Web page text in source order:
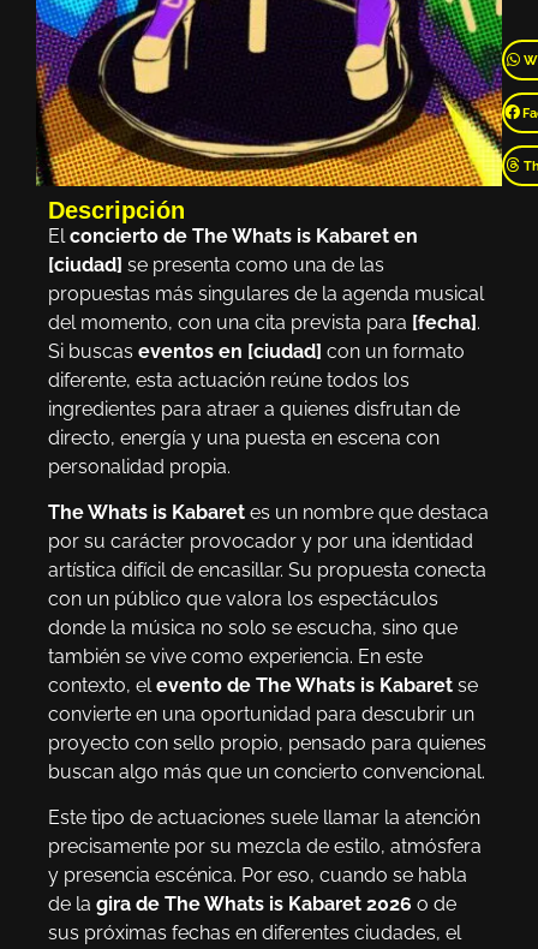
Descripción
El concierto de The Whats is Kabaret en
[ciudad] se presenta como una de las
propuestas más singulares de la agenda musical
del momento, con una cita prevista para [fecha].
Si buscas eventos en [ciudad] con un formato
diferente, esta actuación reúne todos los
ingredientes para atraer a quienes disfrutan de
directo, energía y una puesta en escena con
personalidad propia.
The Whats is Kabaret es un nombre que destaca
por su carácter provocador y por una identidad
artística difícil de encasillar. Su propuesta conecta
con un público que valora los espectáculos
donde la música no solo se escucha, sino que
también se vive como experiencia. En este
contexto, elevento de The Whats is Kabaret se
convierte en una oportunidad para descubrir un
proyecto con sello propio, pensado para quienes
buscan algo más que un concierto convencional.
Este tipo de actuaciones suele llamar la atención
precisamente por su mezcla de estilo, atmósfera
y presencia escénica. Por eso, cuando se habla
de la gira de The Whats is Kabaret 2026 o de
sus próximas fechas en diferentes ciudades, el